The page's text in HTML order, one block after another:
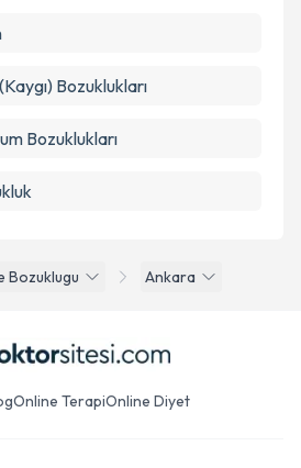
Bozuklugu Ankara
Bozuklukları
Bozuklukları
Online TerapiOnline Diyet